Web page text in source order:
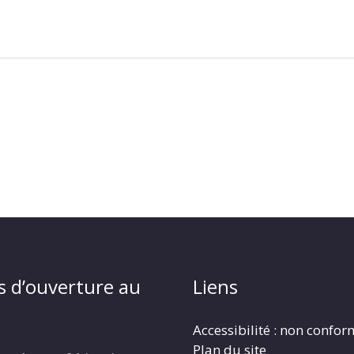
d’ouverture au
Liens
Accessibilité : non
Plan du site